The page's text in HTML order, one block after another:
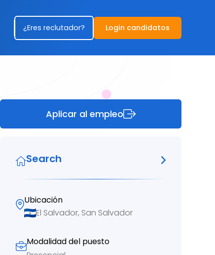
¿Eres reclutador? Login candidatos
Aplicar al empleo
Search
Ubicación
El Salvador, San Salvador
Modalidad del puesto